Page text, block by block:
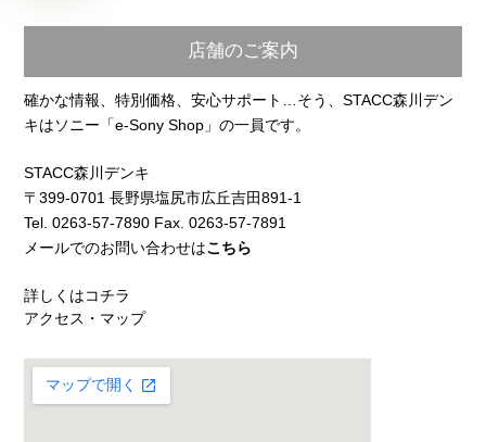
店舗のご案内
確かな情報、特別価格、安心サポート…そう、STACC森川デン
キはソニー「e-Sony Shop」の一員です。
STACC森川デンキ
〒399-0701 長野県塩尻市広丘吉田891-1
Tel. 0263-57-7890 Fax. 0263-57-7891
メールでのお問い合わせはこちら
詳しくはコチラ
アクセス・マップ